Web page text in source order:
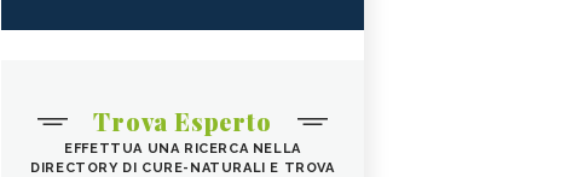
Trova Esperto
EFFETTUA UNA RICERCA NELLA
DIRECTORY DI CURE-NATURALI E TROVA